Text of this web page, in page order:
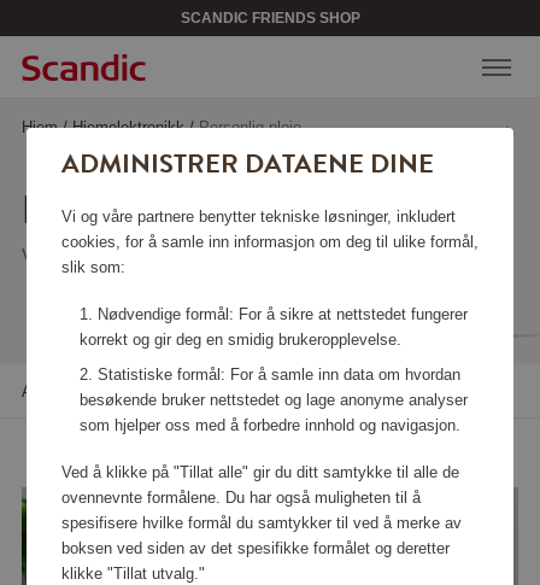
SCANDIC FRIENDS SHOP
Hjem/Hjemelektronikk/Personlig pleie
PERSONLIG PLEIE
Viser 49 produkter
Alle filtre
ADMINISTRER DATAENE DINE
Vi og våre partnere benytter tekniske løsninger, inkludert
cookies, for å samle inn informasjon om deg til ulike formål,
slik som:
Nødvendige formål: For å sikre at nettstedet fungerer
korrekt og gir deg en smidig brukeropplevelse.
Statistiske formål: For å samle inn data om hvordan
besøkende bruker nettstedet og lage anonyme analyser
som hjelper oss med å forbedre innhold og navigasjon.
Ved å klikke på "Tillat alle" gir du ditt samtykke til alle de
ovennevnte formålene. Du har også muligheten til å
spesifisere hvilke formål du samtykker til ved å merke av
boksen ved siden av det spesifikke formålet og deretter
klikke "Tillat utvalg."